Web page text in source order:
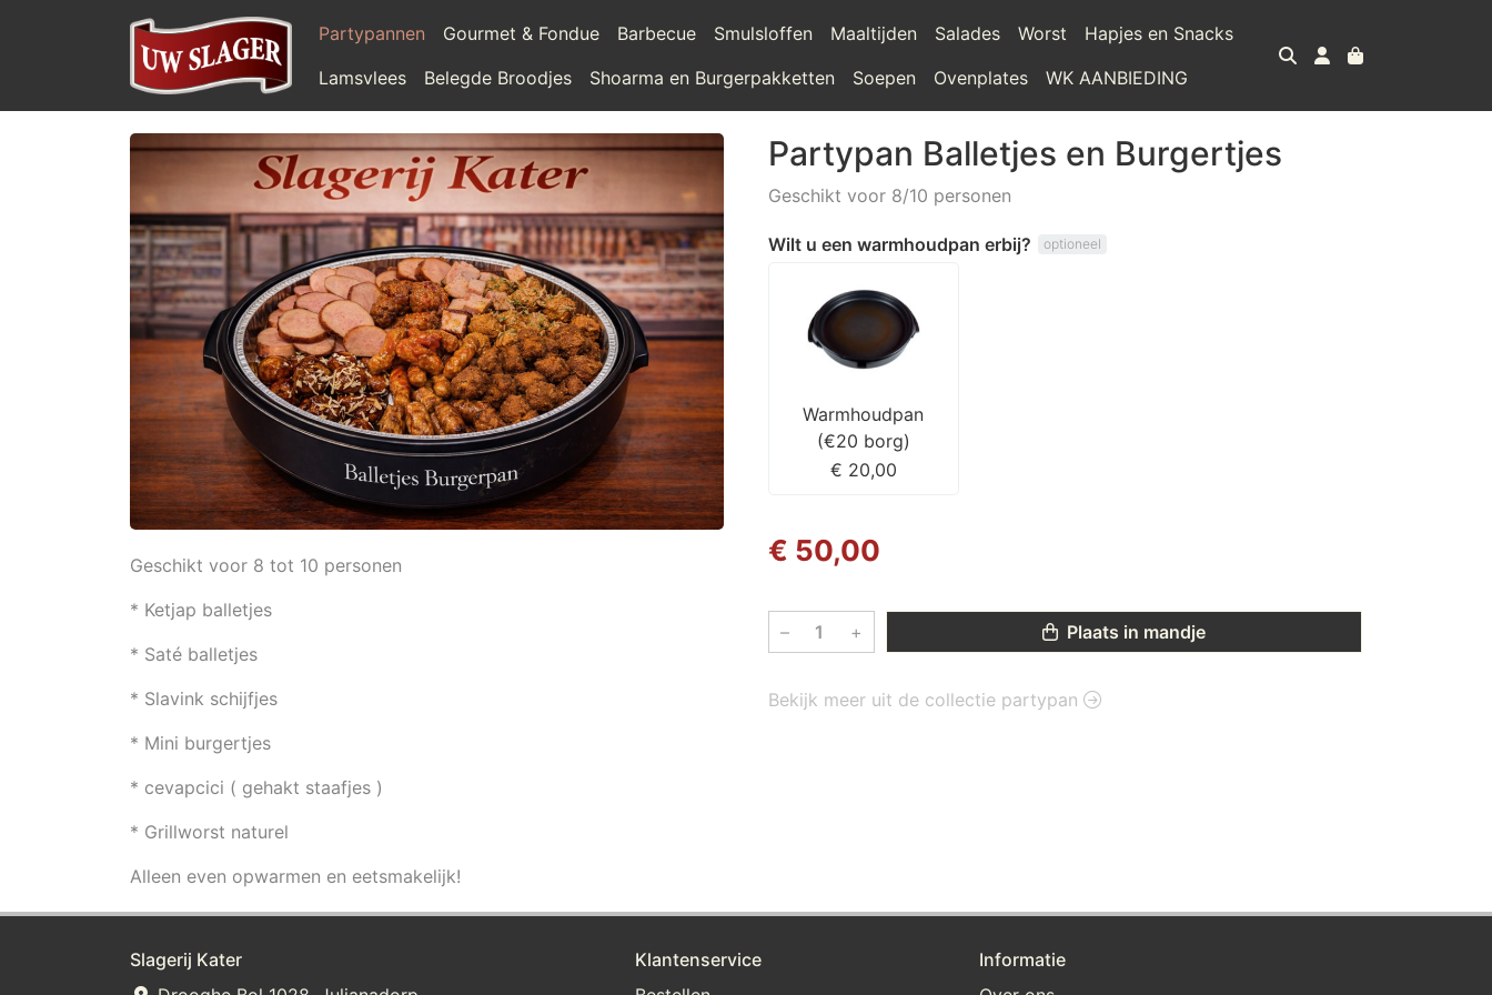
Partypannen Gourmet & Fondue Barbecue Smulsloffen Maaltijden Salades Worst
Hapjes en Snacks
Lamsvlees
Belegde Broodjes Shoarma en Burgerpakketten Soepen Ovenplates WK AANBIEDING
Geschikt voor 8 tot 10 personen
* Ketjap balletjes
* Saté balletjes
* Slavink schijfjes
* Mini burgertjes
* cevapcici ( gehakt staafjes )
* Grillworst naturel
Alleen even opwarmen en eetsmakelijk!
Partypan Balletjes en Burgertjes
Geschikt voor 8/10 personen
Wilt u een warmhoudpan erbij? optioneel
Warmhoudpan
(€20 borg)
€ 20,00
€ 50,00
– + Plaats in mandje
Bekijk meer uit de collectie partypan
Slagerij Kater
Klantenservice
Informatie